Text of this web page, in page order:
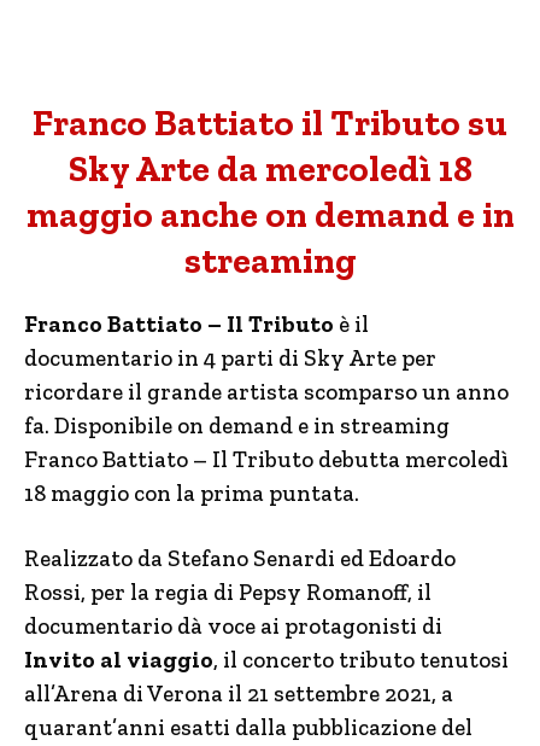
Franco Battiato il Tributo su
Sky Arte da mercoledì 18
maggio anche on demand e in
streaming
Franco Battiato – Il Tributo è il
documentario in 4 parti di Sky Arte per
ricordare il grande artista scomparso un anno
fa. Disponibile on demand e in streaming
Franco Battiato – Il Tributo debutta mercoledì
18 maggio con la prima puntata.
Realizzato da Stefano Senardi ed Edoardo
Rossi, per la regia di Pepsy Romanoff, il
documentario dà voce ai protagonisti di
Invito al viaggio, il concerto tributo tenutosi
all’Arena di Verona il 21 settembre 2021, a
quarant’anni esatti dalla pubblicazione del